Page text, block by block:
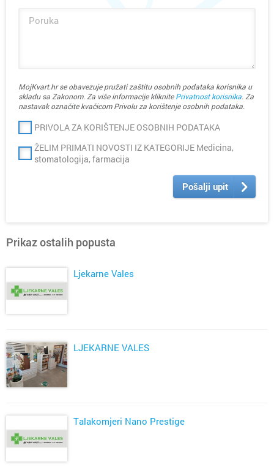
MojKvart.hr se obavezuje pružati zaštitu osobnih podataka korisnika u
skladu sa Zakonom. Za više informacije kliknitePrivatnost korisnika. Za
nastavak označite kvačicom Privolu za korištenje osobnih podataka.
PRIVOLA ZA KORIŠTENJE OSOBNIH PODATAKA
ŽELIM PRIMATI NOVOSTI IZ KATEGORIJE Medicina,
stomatologija, farmacija
Pošalji upit
Prikaz ostalih popusta
Ljekarne Vales
LJEKARNE VALES
Talakomjeri Nano Prestige